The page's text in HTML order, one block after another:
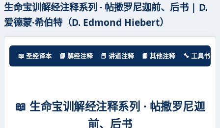
生命宝训解经注释系列 · 帖撒罗尼迦前、后书 | D.
爱德蒙·希伯特（D. Edmond Hiebert）
📖 圣经译本 📘 解经注释 📕 讲道注释 📙 其他注释 🔧 工具书
📖 生命宝训解经注释系列 · 帖撒罗尼迦
前、后书